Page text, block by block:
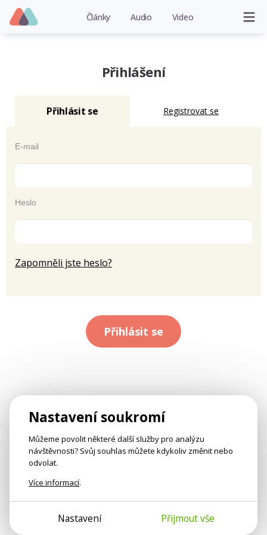
Články Audio Video
Přihlášení
Přihlásit se Registrovat se
E-mail
Heslo
Zapomněli jste heslo?
Přihlásit se
Nastavení soukromí
Můžeme povolit některé další služby pro analýzu
návštěvnosti? Svůj souhlas můžete kdykoliv změnit nebo
odvolat.
Více informací.
Nastavení Přijmout vše